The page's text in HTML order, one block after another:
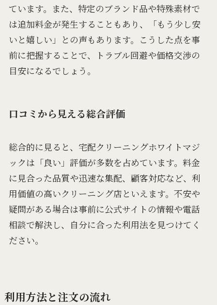
ています。また、特定のブランド品や特殊素材で
は追加料金が発生することもあり、「もう少し安
いと嬉しい」との声もあります。こうした点を事
前に把握することで、トラブル回避や価格交渉の
目安になるでしょう。
口コミから見える総合評価
総合的に見ると、宅配クリーニングホワイトマジ
ックは「良い」評価が多数を占めています。料金
に見合った品質や迅速な集配、顧客対応など、利
用価値の高いクリーニング店といえます。不安や
疑問がある場合は事前に公式サイトの情報や電話
相談で解決し、自分に合った利用法を見つけてく
ださい。
利用方法と注文の流れ